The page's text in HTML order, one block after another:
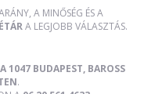
A MINŐSÉG ÉS A
A LEGJOBB VÁLASZTÁS.
1047 BUDAPEST, BAROSS
.